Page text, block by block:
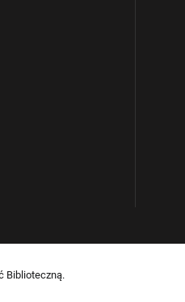
Biblioteczną.